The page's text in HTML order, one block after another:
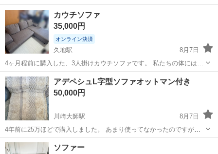
カウチソファ
35,000円
オンライン決済
久地駅
8月7日
4ヶ月程前に購入した、3人掛けカウチソファです。 私たちの体には合
わなかった為お売り致します。 【品名】LS-424/-Lex 【サイズ】
幅:2130mm×奥行1580mm×高さ800mm×座面の高さ400mm 【構造部
材...
神奈川 川崎市 久地駅 ソファ カウチソファ
アデペシュL字型ソファオットマン付き
50,000円
川崎大師駅
8月7日
4年前に25万ほどで購入しました。 あまり使ってなかったのですが多
少のヘタレ、色褪せ、汚れ傷あります。 脚の部分は販売もうしてない
そうです。 値下げ、別売り交渉可能です。
神奈川 川崎市 川崎大師駅
ソファー